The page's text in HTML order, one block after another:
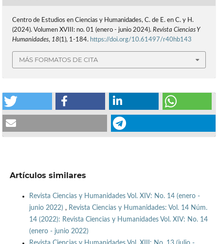
Centro de Estudios en Ciencias y Humanidades, C. de E. en C. y H.
(2024). Volumen XVIII: no. 01 (enero - junio 2024). Revista Ciencias Y
Humanidades, 18(1), 1-184. https://doi.org/10.61497/r40hb143
MÁS FORMATOS DE CITA
Artículos similares
Revista Ciencias y Humanidades Vol. XIV: No. 14 (enero -
junio 2022) , Revista Ciencias y Humanidades: Vol. 14 Núm.
14 (2022): Revista Ciencias y Humanidades Vol. XIV: No. 14
(enero - junio 2022)